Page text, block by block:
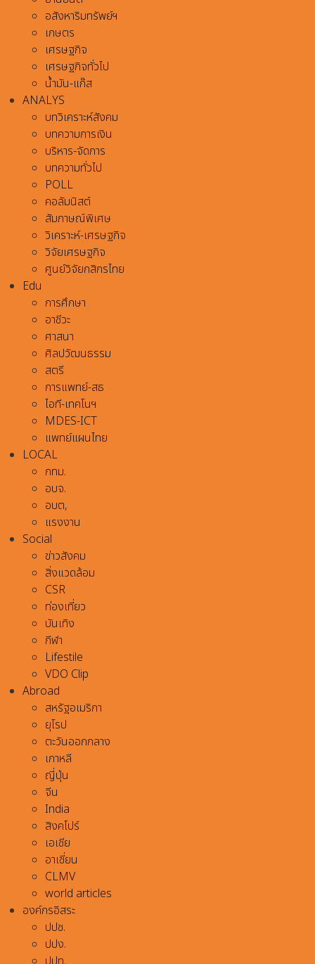
อสังหาริมทรัพย์ฯ
เกษตร
เศรษฐกิจ
เศรษฐกิจทั่วไป
น้ำมัน-แก๊ส
ANALYS
บทวิเคราะห์สังคม
บทความการเงิน
บริหาร-จัดการ
บทความทั่วไป
POLL
คอลัมนิสต์
สัมภาษณ์พิเศษ
วิเคราะห์-เศรษฐกิจ
วิจัยเศรษฐกิจ
ศูนย์วิจัยกสิกรไทย
Edu
การศึกษา
อาชีวะ
ศาสนา
ศิลปวัฒนธรรม
สตรี
การแพทย์-สธ
ไอที-เทคโนฯ
MDES-ICT
แพทย์แผนไทย
LOCAL
กทม.
อบจ.
อบต,
แรงงาน
Social
ข่าวสังคม
สิ่งแวดล้อม
CSR
ท่องเที่ยว
บันเทิง
กีฬา
Lifestile
VDO Clip
Abroad
สหรัฐอเมริกา
ยุโรป
ตะวันออกกลาง
เกาหลี
ญี่ปุ่น
จีน
India
สิงคโปร์
เอเชีย
อาเชี่ยน
CLMV
world articles
องค์กรอิสระ
ปปช.
ปปง.